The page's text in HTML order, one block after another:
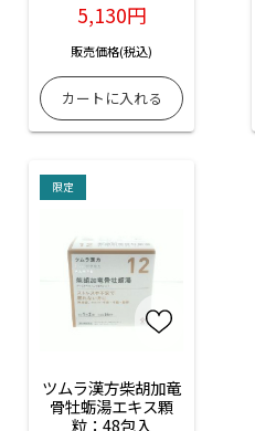
5,130円
販売価格(税込)
限定
ツムラ漢方柴胡加竜
骨牡蛎湯エキス顆
粒：48包入